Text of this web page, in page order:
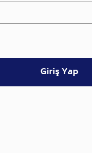
Giriş Yap